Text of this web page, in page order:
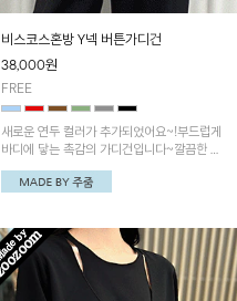
비스코스혼방 Y넥 버튼가디건
38,000원
FREE
새로운 연두 컬러가 추가되었어요~!부드럽게
바디에 닿는 촉감의 가디건입니다~깔끔한 시
보리라인과 Y넥으로 세련된 무드!